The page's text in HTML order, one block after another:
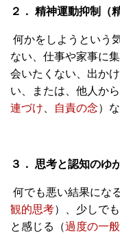
２． 精神運動抑制（
何かをしようという
ない、仕事や家事に
会いたくない、出か
い、または、他人か
連づけ
自責の念）
３． 思考と認知のゆ
何でも悪い結果にな
観的思考）、少しで
と感じる（過度の一